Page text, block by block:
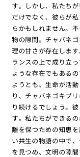
す。しかし、私たち
だけでなく、彼らが
らかもしれません。
物の隙間。チャバネ
理の甘さが存在しま
ランスの上で成り立
ような存在でもある
ようとも、生命が活
り、チャバネゴキブ
り続けるでしょう。
す。私たちができる
離を保つための知恵
い共生の物語の中で
を見つめ、文明の隙